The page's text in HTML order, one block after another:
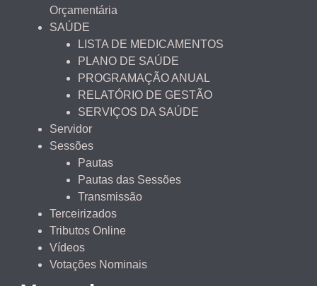
Orçamentária
SAÚDE
LISTA DE MEDICAMENTOS
PLANO DE SAÚDE
PROGRAMAÇÃO ANUAL
RELATÓRIO DE GESTÃO
SERVIÇOS DA SAÚDE
Servidor
Sessões
Pautas
Pautas das Sessões
Transmissão
Terceirizados
Tributos Online
Vídeos
Votações Nominais